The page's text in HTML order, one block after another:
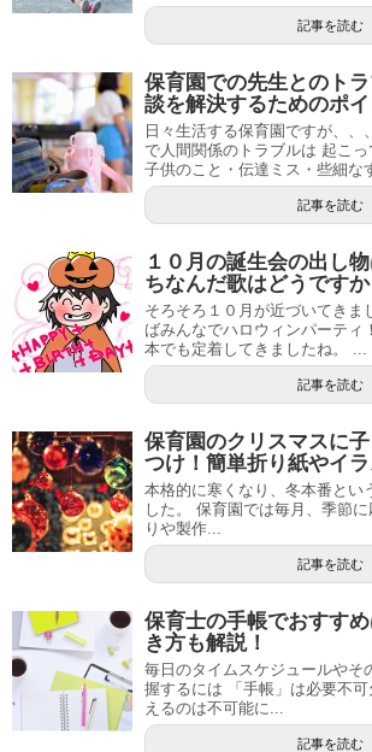
記事を読む
保育園での先生とのト
談を解決するためのポイ
日々生活する保育園ですが、、
で人間関係のトラブルは 起こっ
子供のこと・伝達ミス・些細な
記事を読む
１０月の誕生会の出し
ちなんだ歌はどうですか
そろそろ１０月が近づいてきま
ばみんなでハロウィンパーティ
本でも定着してきましたね。 ...
記事を読む
保育園のクリスマスに
つけ！簡単折り紙やイ
本格的に寒くなり、冬本番とい
した。 保育園では毎月、季節
りや製作...
記事を読む
保育士の手帳でおすす
き方も解説！
毎日のタイムスケジュールやそ
握するには 「手帳」は必要不
えるのは不可能に...
記事を読む